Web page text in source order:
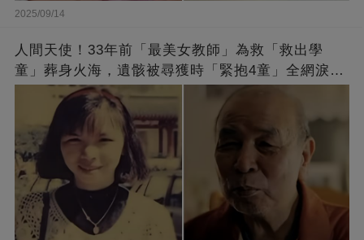
2025/09/14
人間天使！33年前「最美女教師」為救「救出學
童」葬身火海，遺骸被尋獲時「緊抱4童」全網淚
崩：真正的英雄不該被遺忘